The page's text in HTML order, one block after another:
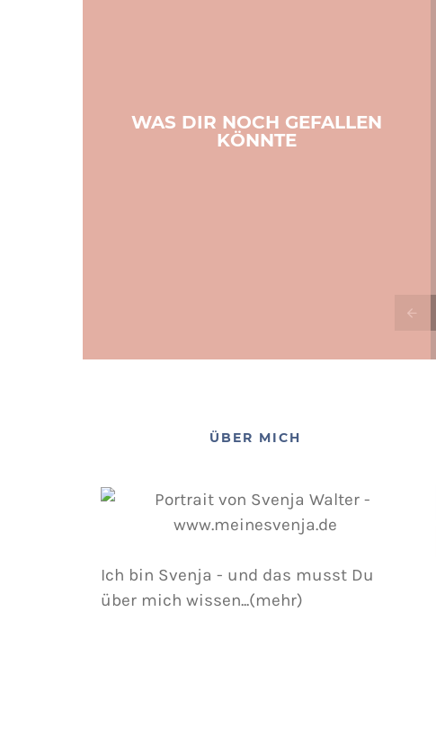
WAS DIR NOCH GEFALLEN
KÖNNTE
ÜBER MICH
Ich bin Svenja - und das musst Du
über mich wissen...(mehr)